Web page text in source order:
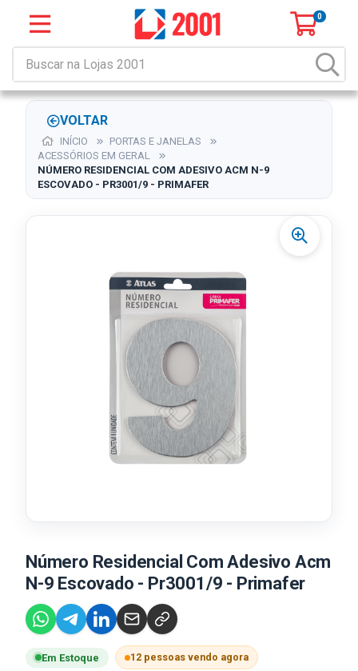
0
VOLTAR
INÍCIO
PORTAS E JANELAS
ACESSÓRIOS EM GERAL
NÚMERO RESIDENCIAL COM ADESIVO ACM N-9
ESCOVADO - PR3001/9 - PRIMAFER
Número Residencial Com Adesivo Acm
N-9 Escovado - Pr3001/9 - Primafer
Em Estoque 12 pessoas vendo agora